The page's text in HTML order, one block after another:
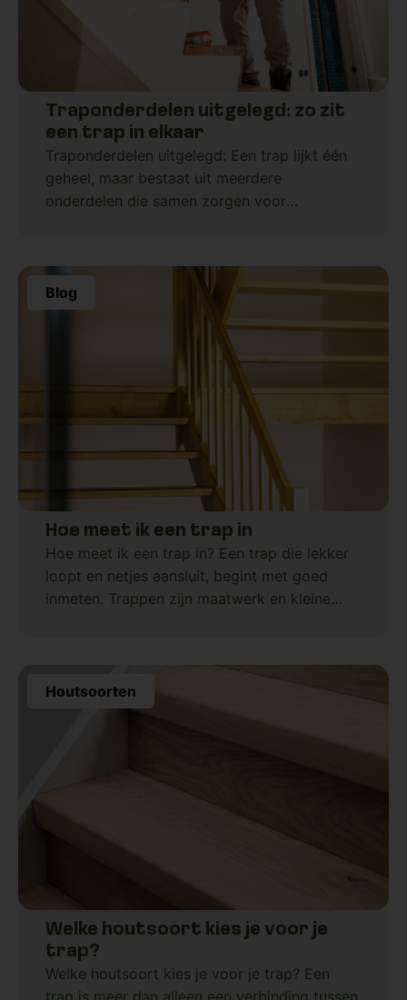
Traponderdelen uitgelegd: zo zit
een trap in elkaar
Traponderdelen uitgelegd: Een trap lijkt één
geheel, maar bestaat uit meerdere
onderdelen die samen zorgen voor
het
Blog
Hoe meet ik een trap in
Hoe meet ik een trap in? Een trap die lekker
loopt en netjes aansluit, begint met goed
inmeten. Trappen zijn maatwerk en kleine
Houtsoorten
Welke houtsoort kies je voor je
trap?
Welke houtsoort kies je voor je trap? Een
trap is meer dan alleen een verbinding tussen